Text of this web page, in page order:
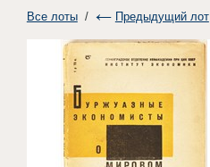
Все лоты/ Предыдущий лот